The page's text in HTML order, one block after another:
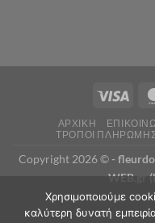
ΑΡΧΙΚΗ
ΤΡΟΠΟΙ
Copyright 2026 ©-
WEB.gr
Χρησιμοποιούμε
καλύτερη δυνατή